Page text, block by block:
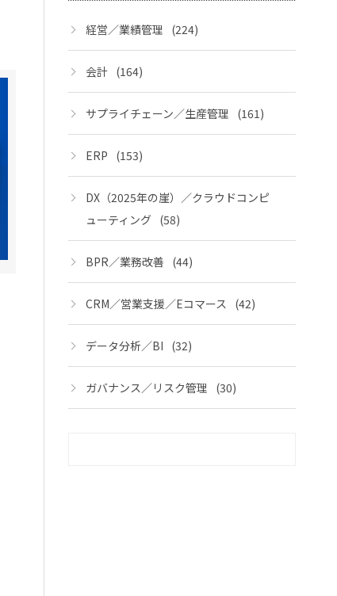
経営／業績管理 (224)
会計 (164)
サプライチェーン／生産管理 (161)
ERP (153)
DX（2025年の崖）／クラウドコンピ
ューティング (58)
BPR／業務改善 (44)
CRM／営業支援／Eコマース (42)
データ分析／BI (32)
ガバナンス／リスク管理 (30)